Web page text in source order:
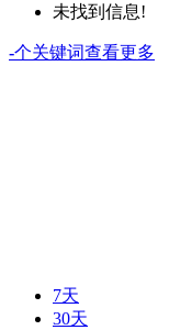
未找到信息!
-个关键词查看更多
7天
30天